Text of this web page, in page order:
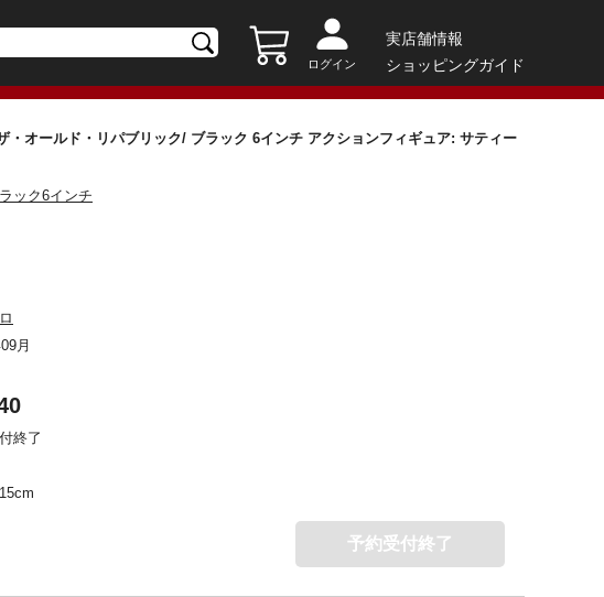
ログイン
実店舗情報
ショッピングガイド
・オールド・リパブリック/ ブラック 6インチ アクションフィギュア: サティー
ック6インチ
月
終了
予約受付終了